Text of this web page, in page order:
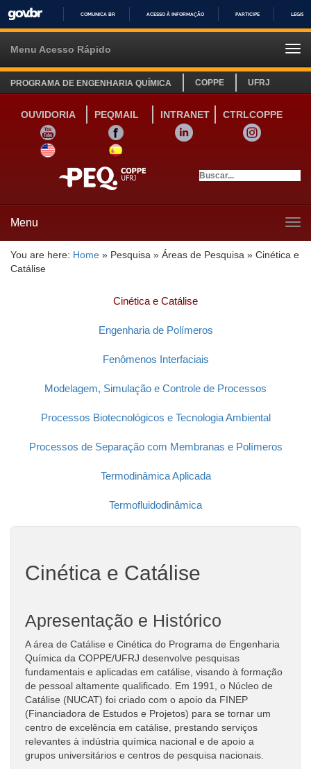
IR
COMUNICA BR ACESSO À INFORMAÇÃO PARTICIPE
Menu Acesso Rápido
PROGRAMA DE ENGENHARIA QUÍMICA COPPE UFRJ
OUVIDORIA PEQMAIL INTRANET
CTRLCOPPE
YOUTUBE
FACEBOOK LINKEDIN
INSTAGRAM
SITE INGLÊS
LINK SITE ESPANHOL
Menu
You are here: Home » Pesquisa » Áreas de Pesquisa » Cinética e
Catálise
Cinética e Catálise
Engenharia de Polímeros
Fenômenos Interfaciais
Modelagem, Simulação e Controle de Processos
Processos Biotecnológicos e Tecnologia Ambiental
Processos de Separação com Membranas e Polímeros
Termodinâmica Aplicada
Termofluidodinâmica
Cinética e Catálise
Apresentação e Histórico
A área de Catálise e Cinética do Programa de Engenharia
Química da COPPE/UFRJ desenvolve pesquisas
fundamentais e aplicadas em catálise, visando à formação
de pessoal altamente qualificado. Em 1991, o Núcleo de
Catálise (NUCAT) foi criado com o apoio da FINEP
(Financiadora de Estudos e Projetos) para se tornar um
centro de excelência em catálise, prestando serviços
relevantes à indústria química nacional e de apoio a
grupos universitários e centros de pesquisa nacionais.